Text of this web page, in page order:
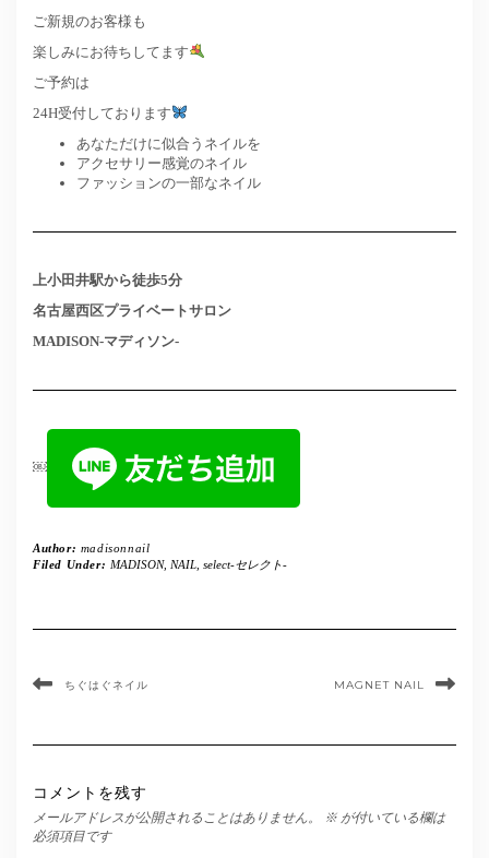
ご新規のお客様も
楽しみにお待ちしてます
ご予約は
24H受付しております
あなただけに似合うネイルを
アクセサリー感覚のネイル
ファッションの一部なネイル
上小田井駅から徒歩5分
名古屋西区プライベートサロン
MADISON-マディソン-
￼
Author: madisonnail
Filed Under: MADISON, NAIL, select-セレクト-
ちぐはぐネイル MAGNET NAIL
コメントを残す
メールアドレスが公開されることはありません。 ※ が付いている欄は
必須項目です